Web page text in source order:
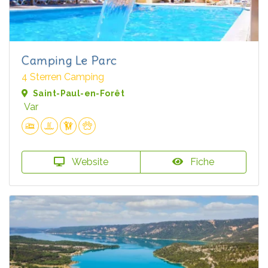
Camping Le Parc
4 Sterren Camping
Saint-Paul-en-Forêt
Var
Website Fiche